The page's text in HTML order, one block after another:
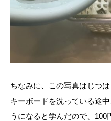
ちなみに、この写真はじつ
キーボードを洗っている途
うになると学んだので、